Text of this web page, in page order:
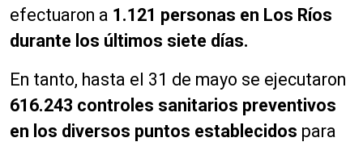
efectuaron a 1.121 personas en Los Ríos
durante los últimos siete días.
En tanto, hasta el 31 de mayo se ejecutaron
616.243 controles sanitarios preventivos
en los diversos puntos establecidos para